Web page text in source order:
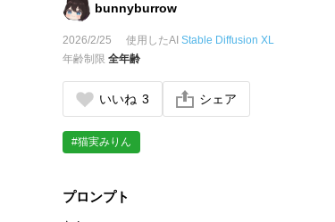
bunnyburrow
2026/2/25 使用したAI Stable Diffusion XL
年齢制限 全年齢
いいね 3 シェア
#猫実みりん
プロンプト